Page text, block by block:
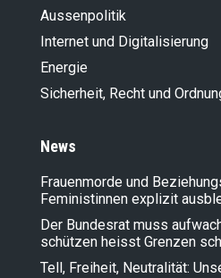
Aussenpolitik
Internet und Digitalisierung
Energie
Sicherheit, Recht und
News
Frauenmorde und
Feministinnen explizit
Der Bundesrat muss
schützen heisst Grenzen
Tell, Freiheit, Neutralität: